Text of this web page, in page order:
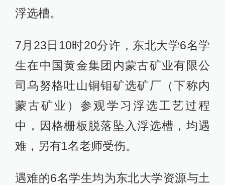
浮选槽。
7月23日10时20分许，东北大学6名学
生在中国黄金集团内蒙古矿业有限公
司乌努格吐山铜钼矿选矿厂（下称内
蒙古矿业）参观学习浮选工艺过程
中，因格栅板脱落坠入浮选槽，均遇
难，另有1名老师受伤。
遇难的6名学生均为东北大学资源与土